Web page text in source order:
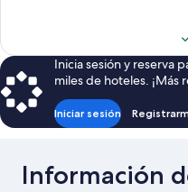
Inicia sesión y reserva
miles de hoteles. ¡Más
Iniciar sesión
Información